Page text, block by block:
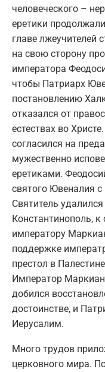
человеческого –
еретики
главе лжеучителей
на свою сторону
императора
чтобы Патриарх
постановлению
отказался от
естествах во
согласился на
мужественно
еретиками.
святого Ювеналия
Святитель
Константинополь,
императору
поддержке
престол в
Император
добился
достоинстве, и
Иерусалим.
Много трудов
церковного мира.